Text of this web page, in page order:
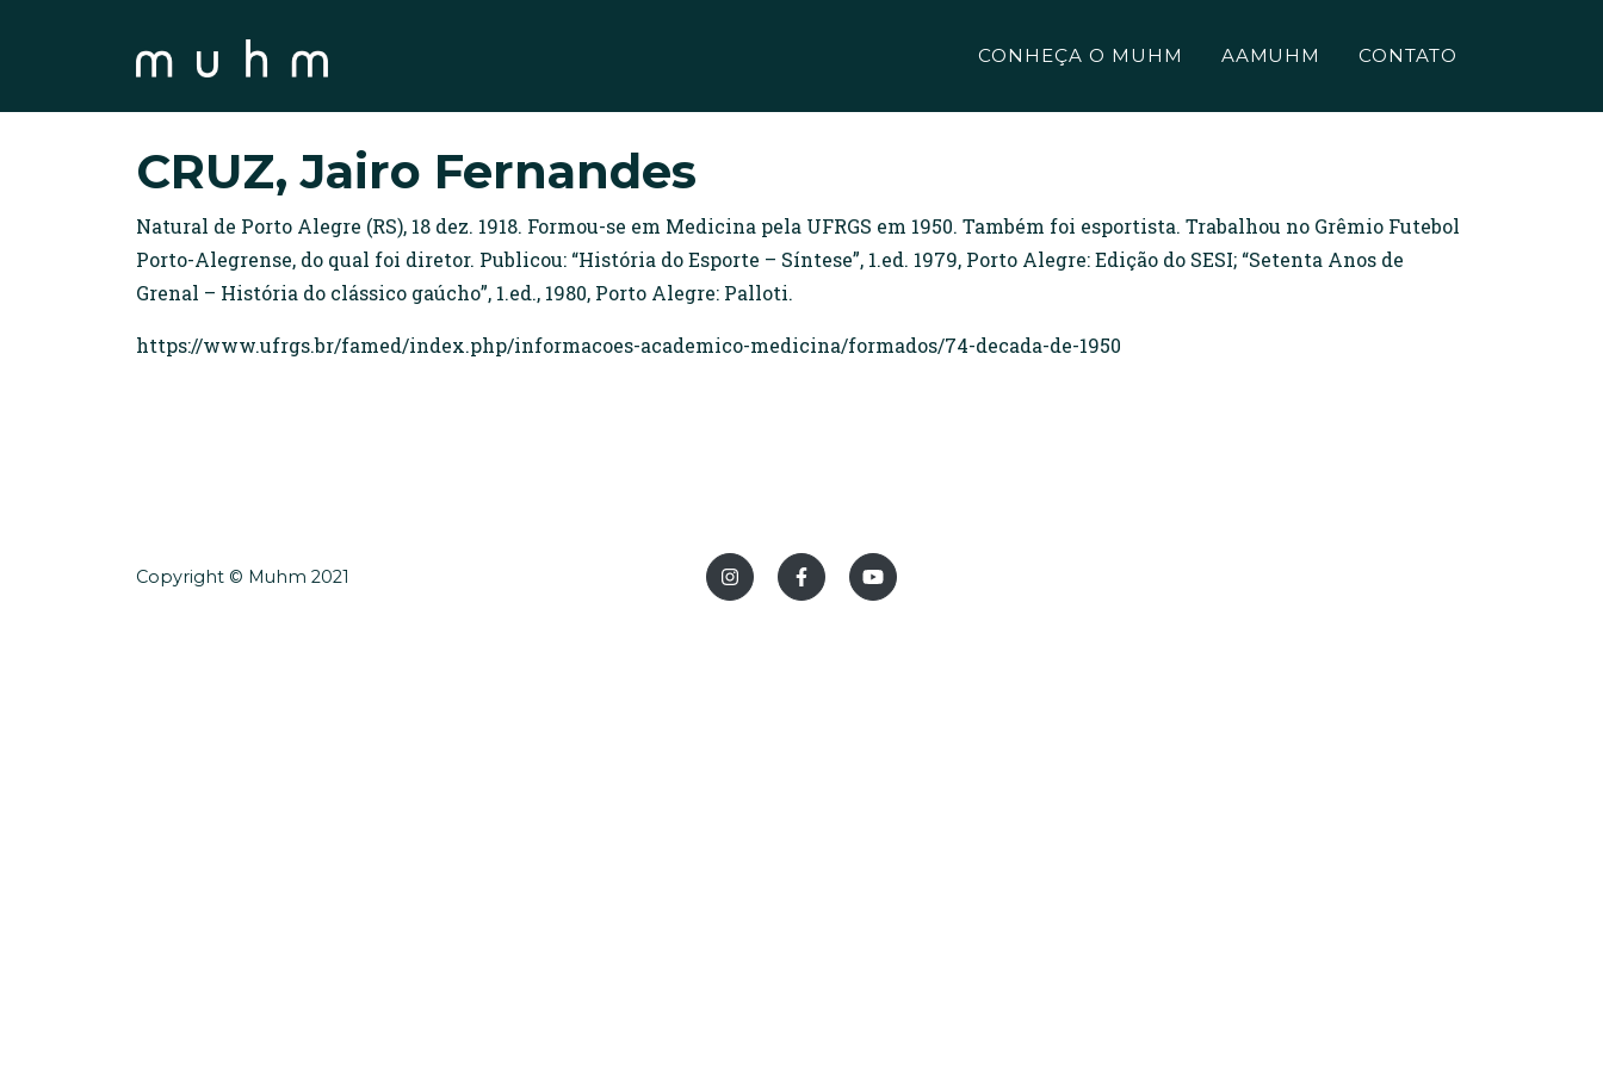
CONHEÇA O MUHM AAMUHM CONTATO
CRUZ, Jairo Fernandes
Natural de Porto Alegre (RS), 18 dez. 1918. Formou-se em Medicina pela UFRGS em 1950. Também foi esportista. Trabalhou no Grêmio Futebol
Porto-Alegrense, do qual foi diretor. Publicou: “História do Esporte – Síntese”, 1.ed. 1979, Porto Alegre: Edição do SESI; “Setenta Anos de
Grenal – História do clássico gaúcho”, 1.ed., 1980, Porto Alegre: Palloti.
https://www.ufrgs.br/famed/index.php/informacoes-academico-medicina/formados/74-decada-de-1950
Copyright © Muhm 2021